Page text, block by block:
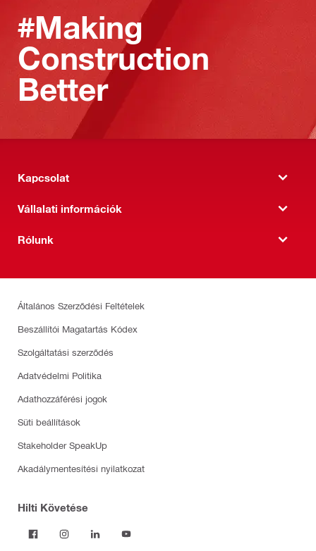
#Making
Construction
Better
Kapcsolat
Vállalati információk
Rólunk
Általános Szerződési Feltételek
Beszállítói Magatartás Kódex
Szolgáltatási szerződés
Adatvédelmi Politika
Adathozzáférési jogok
Süti beállítások
Stakeholder SpeakUp
Akadálymentesítési nyilatkozat
Hilti Követése